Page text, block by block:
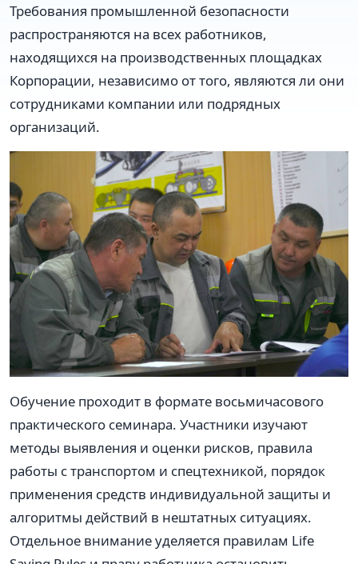
Требования промышленной безопасности
распространяются на всех работников,
находящихся на производственных площадках
Корпорации, независимо от того, являются ли они
сотрудниками компании или подрядных
организаций.
Обучение проходит в формате восьмичасового
практического семинара. Участники изучают
методы выявления и оценки рисков, правила
работы с транспортом и спецтехникой, порядок
применения средств индивидуальной защиты и
алгоритмы действий в нештатных ситуациях.
Отдельное внимание уделяется правилам Life